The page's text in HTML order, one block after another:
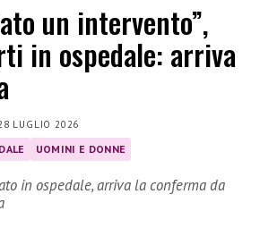
un intervento”,
in ospedale: arriva
LUGLIO 2026
UOMINI E DONNE
in ospedale, arriva la conferma da